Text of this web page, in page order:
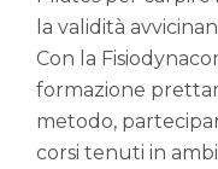
la validità
Con la
formazione
metodo,
corsi tenuti in